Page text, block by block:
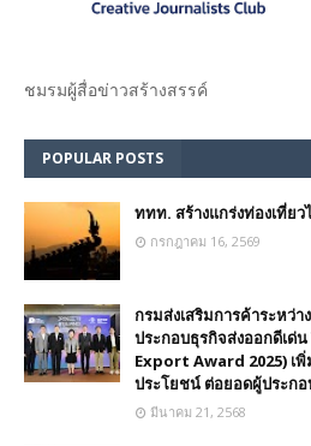
ชมรม​ผู้สื่อข่าวสร้างสรรค์​
POPULAR POSTS
ททท. สร้างแกร่งท่องเที่ยว
กรกฎาคม 16, 2569
กรมส่งเสริมการค้าระหว่า
ประกอบธุรกิจส่งออกดีเด่
Export Award 2025) เ
ประโยชน์ ต่อยอดผู้ประก
มีนาคม 21, 2568